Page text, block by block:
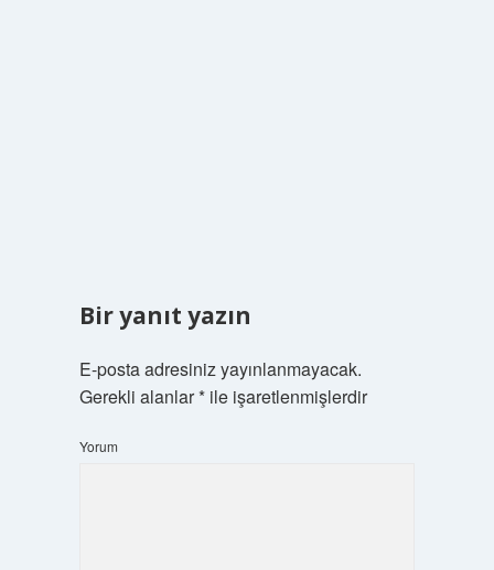
Bir yanıt yazın
E-posta adresiniz yayınlanmayacak.
Gerekli alanlar*ile işaretlenmişlerdir
Yorum